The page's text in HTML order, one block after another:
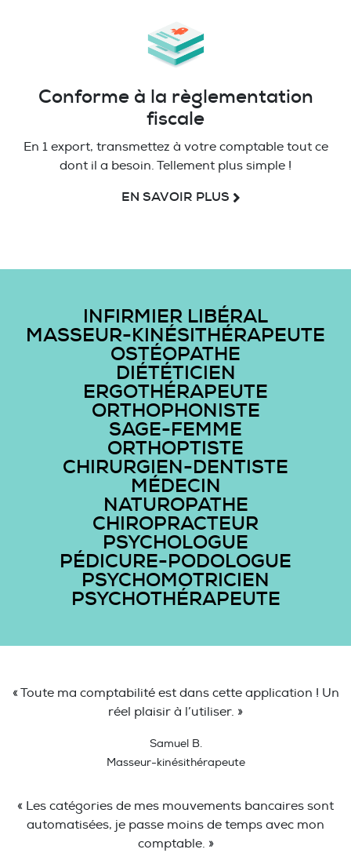
Conforme à la règlementation
fiscale
En 1 export, transmettez à votre comptable tout ce
dont il a besoin. Tellement plus simple !
EN SAVOIR PLUS
INFIRMIER LIBÉRAL
MASSEUR-KINÉSITHÉRAPEUTE
OSTÉOPATHE
DIÉTÉTICIEN
ERGOTHÉRAPEUTE
ORTHOPHONISTE
SAGE-FEMME
ORTHOPTISTE
CHIRURGIEN-DENTISTE
MÉDECIN
NATUROPATHE
CHIROPRACTEUR
PSYCHOLOGUE
PÉDICURE-PODOLOGUE
PSYCHOMOTRICIEN
PSYCHOTHÉRAPEUTE
« Toute ma comptabilité est dans cette application ! Un
réel plaisir à l’utiliser. »
Samuel B.
Masseur-kinésithérapeute
« Les catégories de mes mouvements bancaires sont
automatisées, je passe moins de temps avec mon
comptable. »